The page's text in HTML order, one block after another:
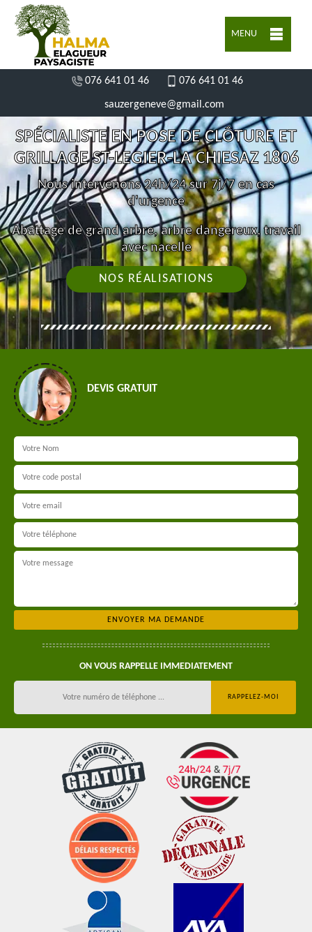
MENU
076 641 01 46 076 641 01 46
sauzergeneve@gmail.com
SPÉCIALISTE EN POSE DE CLÔTURE ET
GRILLAGE ST-LEGIER-LA CHIESAZ 1806
Nous intervenons 24h/24 sur 7j/7 en cas
d'urgence
Abattage de grand arbre, arbre dangereux, travail
avec nacelle
NOS RÉALISATIONS
DEVIS GRATUIT
ON VOUS RAPPELLE IMMEDIATEMENT